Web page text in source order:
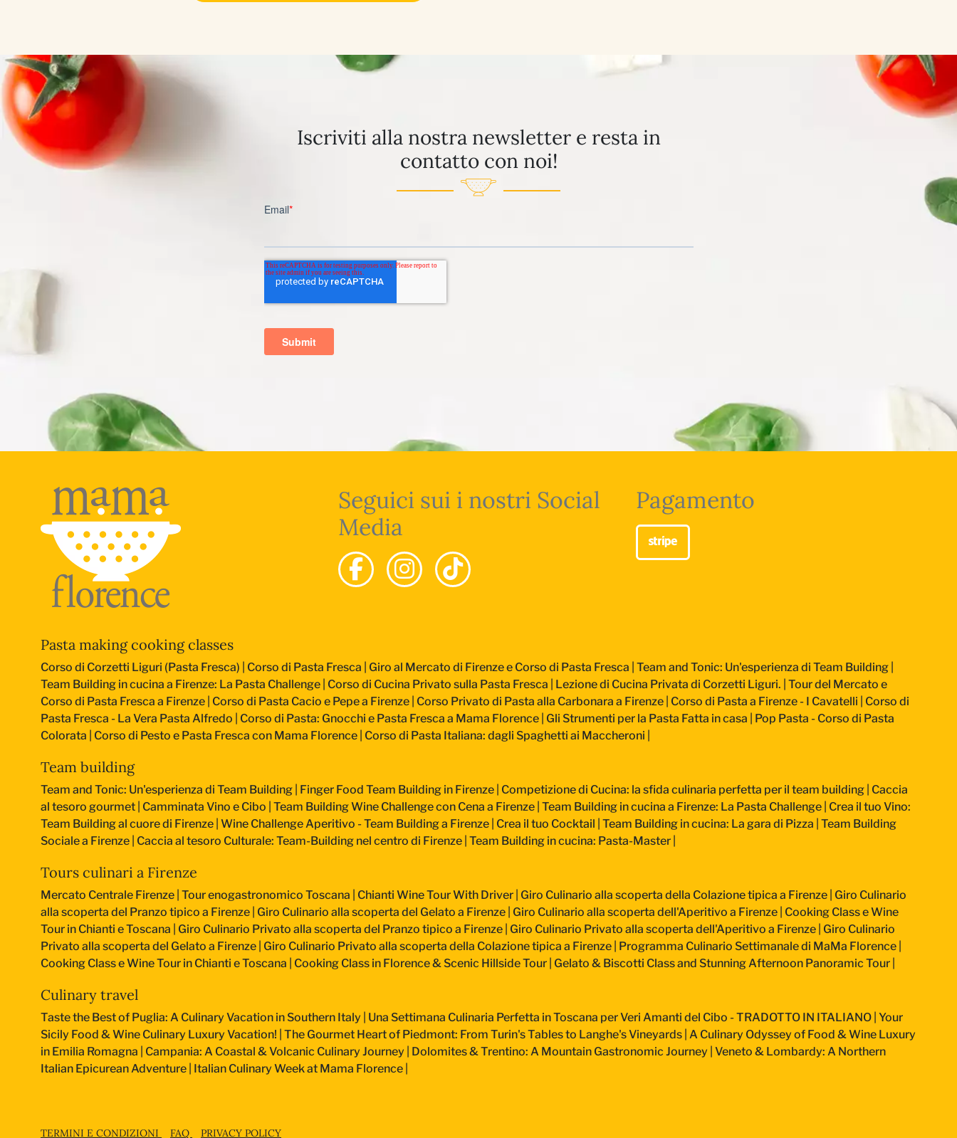
Iscriviti alla nostra newsletter e resta in
contatto con noi!
Seguici sui i nostri Social
Media
Pagamento
Pasta making cooking classes
Corso di Corzetti Liguri (Pasta Fresca) Corso di Pasta Fresca Giro al Mercato di Firenze e Corso di Pasta Fresca Team and Tonic: Un'esperienza di Team Building
Team Building in cucina a Firenze: La Pasta Challenge Corso di Cucina Privato sulla Pasta Fresca Lezione di Cucina Privata di Corzetti Liguri. Tour del Mercato e
Corso di Pasta Fresca a Firenze Corso di Pasta Cacio e Pepe a Firenze Corso Privato di Pasta alla Carbonara a Firenze Corso di Pasta a Firenze - I Cavatelli
Corso di
Pasta Fresca - La Vera Pasta Alfredo
Corso di Pasta: Gnocchi e Pasta Fresca a Mama Florence Gli Strumenti per la Pasta Fatta in casa
Pop Pasta - Corso di Pasta
Colorata
Corso di Pesto e Pasta Fresca con Mama Florence Corso di Pasta Italiana: dagli Spaghetti ai Maccheroni
Team building
Team and Tonic: Un'esperienza di Team Building Finger Food Team Building in Firenze Competizione di Cucina: la sfida culinaria perfetta per il team building Caccia
al tesoro gourmet Camminata Vino e Cibo Team Building Wine Challenge con Cena a Firenze Team Building in cucina a Firenze: La Pasta Challenge Crea il tuo Vino:
Team Building al cuore di Firenze Wine Challenge Aperitivo - Team Building a Firenze Crea il tuo Cocktail Team Building in cucina: La gara di Pizza Team Building
Sociale a Firenze Caccia al tesoro Culturale: Team-Building nel centro di Firenze Team Building in cucina: Pasta-Master
Tours culinari a Firenze
Mercato Centrale Firenze | Tour enogastronomico Toscana Chianti Wine Tour With Driver Giro Culinario alla scoperta della Colazione tipica a Firenze Giro Culinario
alla scoperta del Pranzo tipico a Firenze Giro Culinario alla scoperta del Gelato a Firenze Giro Culinario alla scoperta dell'Aperitivo a Firenze Cooking Class e Wine
Tour in Chianti e Toscana
Giro Culinario Privato alla scoperta del Pranzo tipico a Firenze Giro Culinario Privato alla scoperta dell'Aperitivo a Firenze Giro Culinario
Privato alla scoperta del Gelato a Firenze Giro Culinario Privato alla scoperta della Colazione tipica a Firenze Programma Culinario Settimanale di MaMa Florence
Cooking Class e Wine Tour in Chianti e Toscana
Cooking Class in Florence & Scenic Hillside Tour Gelato & Biscotti Class and Stunning Afternoon Panoramic Tour
Culinary travel
Taste the Best of Puglia: A Culinary Vacation in Southern Italy Una Settimana Culinaria Perfetta in Toscana per Veri Amanti del Cibo - TRADOTTO IN ITALIANO Your
Sicily Food & Wine Culinary Luxury Vacation! The Gourmet Heart of Piedmont: From Turin's Tables to Langhe's Vineyards A Culinary Odyssey of Food & Wine Luxury
in Emilia Romagna
Campania: A Coastal & Volcanic Culinary Journey Dolomites & Trentino: A Mountain Gastronomic Journey Veneto & Lombardy: A Northern
Italian Epicurean Adventure Italian Culinary Week at Mama Florence
TERMINI E CONDIZIONI FAQ PRIVACY POLICY